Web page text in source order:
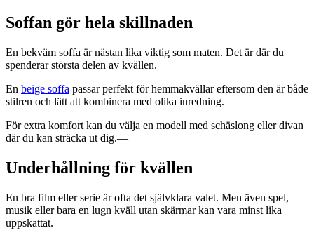
Soffan gör hela skillnaden
En bekväm soffa är nästan lika viktig som maten. Det är där du
spenderar största delen av kvällen.
En beige soffa passar perfekt för hemmakvällar eftersom den är både
stilren och lätt att kombinera med olika inredning.
För extra komfort kan du välja en modell med schäslong eller divan
där du kan sträcka ut dig.—
Underhållning för kvällen
En bra film eller serie är ofta det självklara valet. Men även spel,
musik eller bara en lugn kväll utan skärmar kan vara minst lika
uppskattat.—